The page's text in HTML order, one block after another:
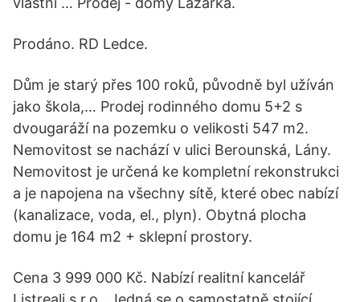
Prodáno. RD Ledce.
Dům je starý přes 100 roků, původně byl užíván
jako škola,… Prodej rodinného domu 5+2 s
dvougaráží na pozemku o velikosti 547 m2.
Nemovitost se nachází v ulici Berounská, Lány.
Nemovitost je určená ke kompletní rekonstrukci
a je napojena na všechny sítě, které obec nabízí
(kanalizace, voda, el., plyn). Obytná plocha
domu je 164 m2 + sklepní prostory.
Cena 3 999 000 Kč. Nabízí realitní kancelář